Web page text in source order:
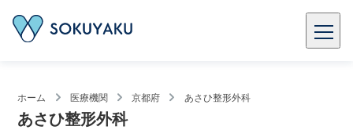
ホーム 医療機関 京都府 あさひ整形外科
あさひ整形外科